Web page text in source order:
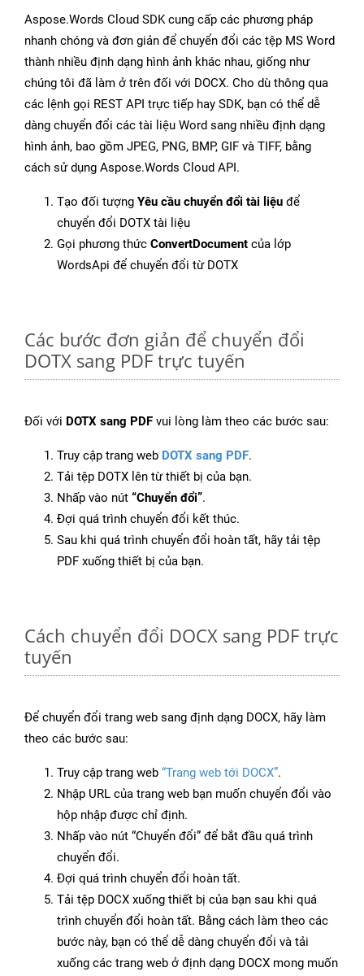
Aspose.Words Cloud SDK cung cấp các phương pháp
nhanh chóng và đơn giản để chuyển đổi các tệp MS Word
thành nhiều định dạng hình ảnh khác nhau, giống như
chúng tôi đã làm ở trên đối với DOCX. Cho dù thông qua
các lệnh gọi REST API trực tiếp hay SDK, bạn có thể dễ
dàng chuyển đổi các tài liệu Word sang nhiều định dạng
hình ảnh, bao gồm JPEG, PNG, BMP, GIF và TIFF, bằng
cách sử dụng Aspose.Words Cloud API.
Tạo đối tượng Yêu cầu chuyển đổi tài liệu để
chuyển đổi DOTX tài liệu
Gọi phương thức ConvertDocument của lớp
WordsApi để chuyển đổi từ DOTX
Các bước đơn giản để chuyển đổi
DOTX sang PDF trực tuyến
Đối với DOTX sang PDF vui lòng làm theo các bước sau:
Truy cập trang web DOTX sang PDF.
Tải tệp DOTX lên từ thiết bị của bạn.
Nhấp vào nút “Chuyển đổi”.
Đợi quá trình chuyển đổi kết thúc.
Sau khi quá trình chuyển đổi hoàn tất, hãy tải tệp
PDF xuống thiết bị của bạn.
Cách chuyển đổi DOCX sang PDF trực
tuyến
Để chuyển đổi trang web sang định dạng DOCX, hãy làm
theo các bước sau:
Truy cập trang web “Trang web tới DOCX”.
Nhập URL của trang web bạn muốn chuyển đổi vào
hộp nhập được chỉ định.
Nhấp vào nút “Chuyển đổi” để bắt đầu quá trình
chuyển đổi.
Đợi quá trình chuyển đổi hoàn tất.
Tải tệp DOCX xuống thiết bị của bạn sau khi quá
trình chuyển đổi hoàn tất. Bằng cách làm theo các
bước này, bạn có thể dễ dàng chuyển đổi và tải
xuống các trang web ở định dạng DOCX mong muốn